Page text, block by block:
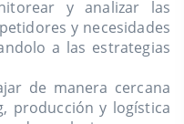
y analizar las
y necesidades
a las estrategias
de manera cercana
producción y logística